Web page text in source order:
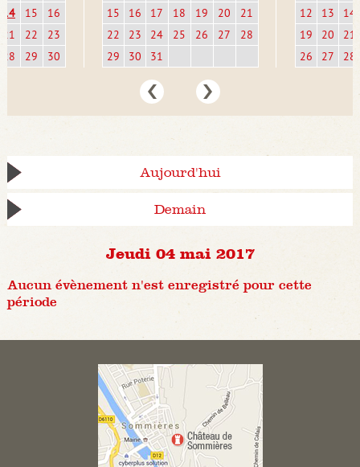
14
15
16
21
22
23
28
29 30
15
16 17 18 19 20
21
22
23 24 25 26 27
28
29
30 31
12
13
14
19
20
21
26
27 28
Aujourd'hui
Demain
Jeudi 04 mai 2017
Aucun évènement n'est enregistré pour cette
période